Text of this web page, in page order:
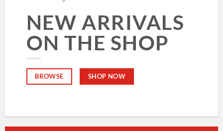
NEW ARRIVALS
ON THE SHOP
BROWSE SHOP NOW